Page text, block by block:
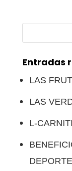
Entradas
LAS
LAS
L-
DEPORTE